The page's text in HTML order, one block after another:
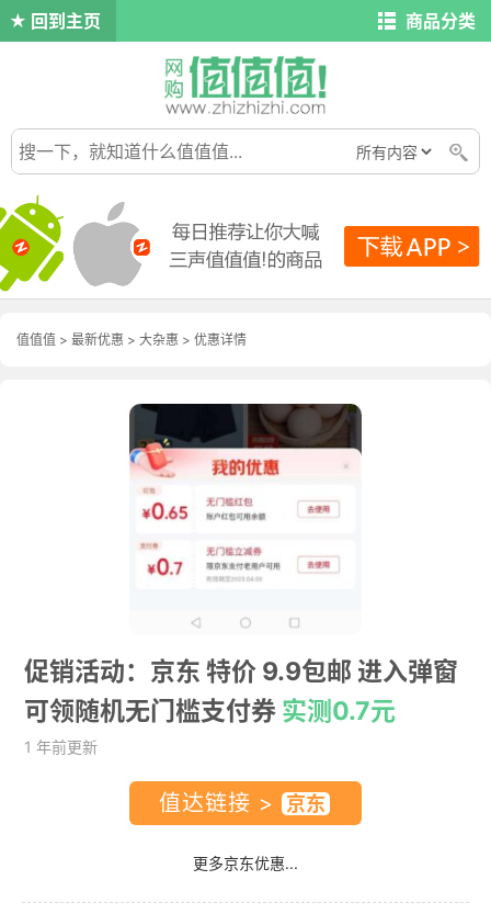
回到主页 商品分类
值值值 > 最新优惠 > 大杂惠 > 优惠详情
促销活动：京东 特价 9.9包邮 进入弹窗
可领随机无门槛支付券 实测0.7元
1 年前更新
值达链接 >
更多京东优惠...